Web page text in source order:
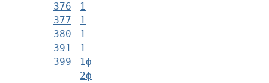
376
1
377
1
380
1
391
1
399
1ф
2ф